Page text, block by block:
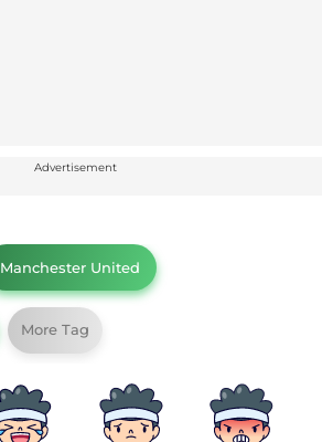
Advertisement
Manchester United
More Tag